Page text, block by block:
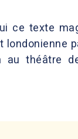
ce texte
londonienne
au théâtre